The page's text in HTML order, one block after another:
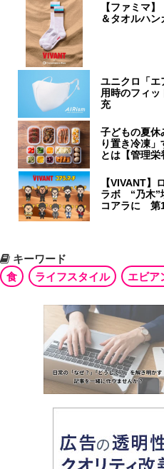
【ファミマ
＆タオルハ
ユニクロ「
用時のフィッ
充
子どもの夏
り置き冷凍
とは【管理栄
【VIVANT】
ラボ “乃木”
コアラに 第
キーワード
食
ライフスタイル エビア